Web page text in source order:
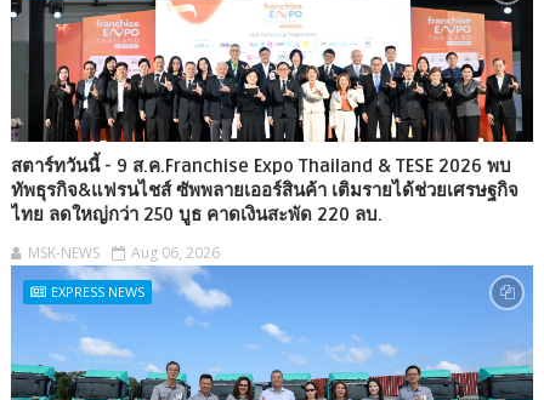
สตาร์ทวันนี้ - 9 ส.ค.Franchise Expo Thailand & TESE 2026 พบ
ทัพธุรกิจ&แฟรนไชส์ ซัพพลายเออร์สินค้า เติมรายได้ช่วยเศรษฐกิจ
ไทย ลดใหญ่กว่า 250 บูธ คาดเงินสะพัด 220 ลบ.
MSK-NEWS Aug 06, 2026
EXPRESS NEWS